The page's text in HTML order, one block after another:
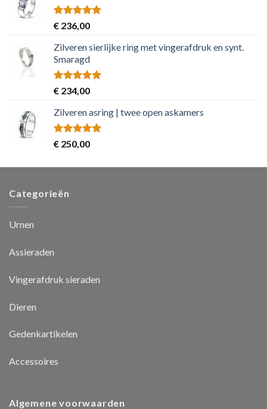
Rated5.00
out of 5
€ 236,00
Zilveren sierlijke ring met vingerafdruk en synt.
Smaragd
Rated5.00
out of 5
€ 234,00
Zilveren asring | twee open askamers
Rated5.00
out of 5
€ 250,00
Categorieën
Urnen
Assieraden
Vingerafdruk sieraden
Dieren
Gedenkartikelen
Accessoires
Algemene voorwaarden